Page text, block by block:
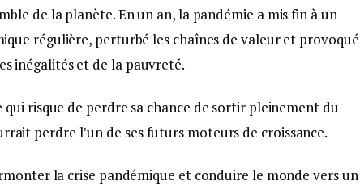
de la planète. En un an, la pandémie a mis fin à un
régulière, perturbé les chaînes de valeur et provoqué
inégalités et de la pauvreté.
qui risque de perdre sa chance de sortir pleinement du
perdre l’un de ses futurs moteurs de croissance.
la crise pandémique et conduire le monde vers un